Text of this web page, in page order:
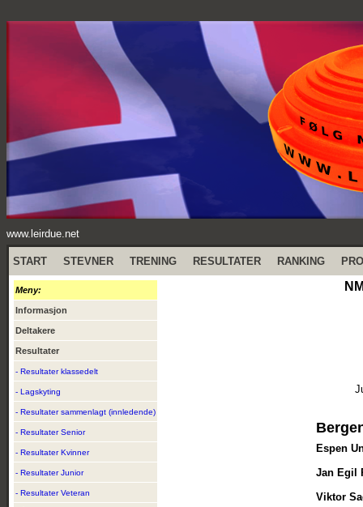
www.leirdue.net
START STEVNER TRENING RESULTATER RANKING
Meny:
Informasjon
Deltakere
Resultater
- Resultater klassedelt
- Lagskyting
- Resultater sammenlagt (innledende)
- Resultater Senior
- Resultater Kvinner
- Resultater Junior
- Resultater Veteran
Espen
Jan Egil
Viktor